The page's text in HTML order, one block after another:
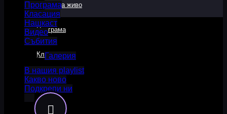
Програма
Класация
Нашкаст
Видео
Събития
Галерия
В нашия playlist
Какво ново
Подкрепи ни
На живо
Програма
Класация
Нашкаст
Видео